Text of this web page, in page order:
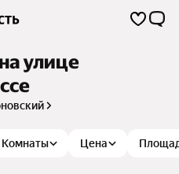
улице
Комнаты Цена